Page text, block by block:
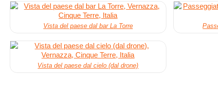
Vista del paese dal bar La Torre
Vista del paese dal cielo (dal drone)